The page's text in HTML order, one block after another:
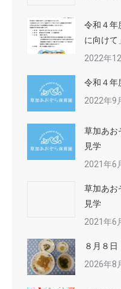
令和４
に向けて」
2022年
令和４
2022年9
草加あ
見学
2021年6
草加あ
見学
2021年6
８月８日
2026年8